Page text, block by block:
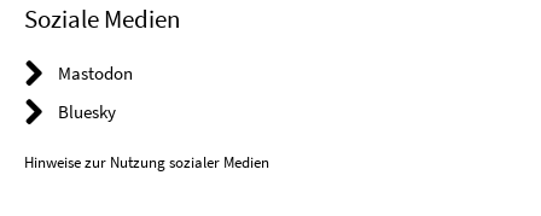
Soziale Medien
Mastodon
Bluesky
Hinweise zur Nutzung sozialer Medien